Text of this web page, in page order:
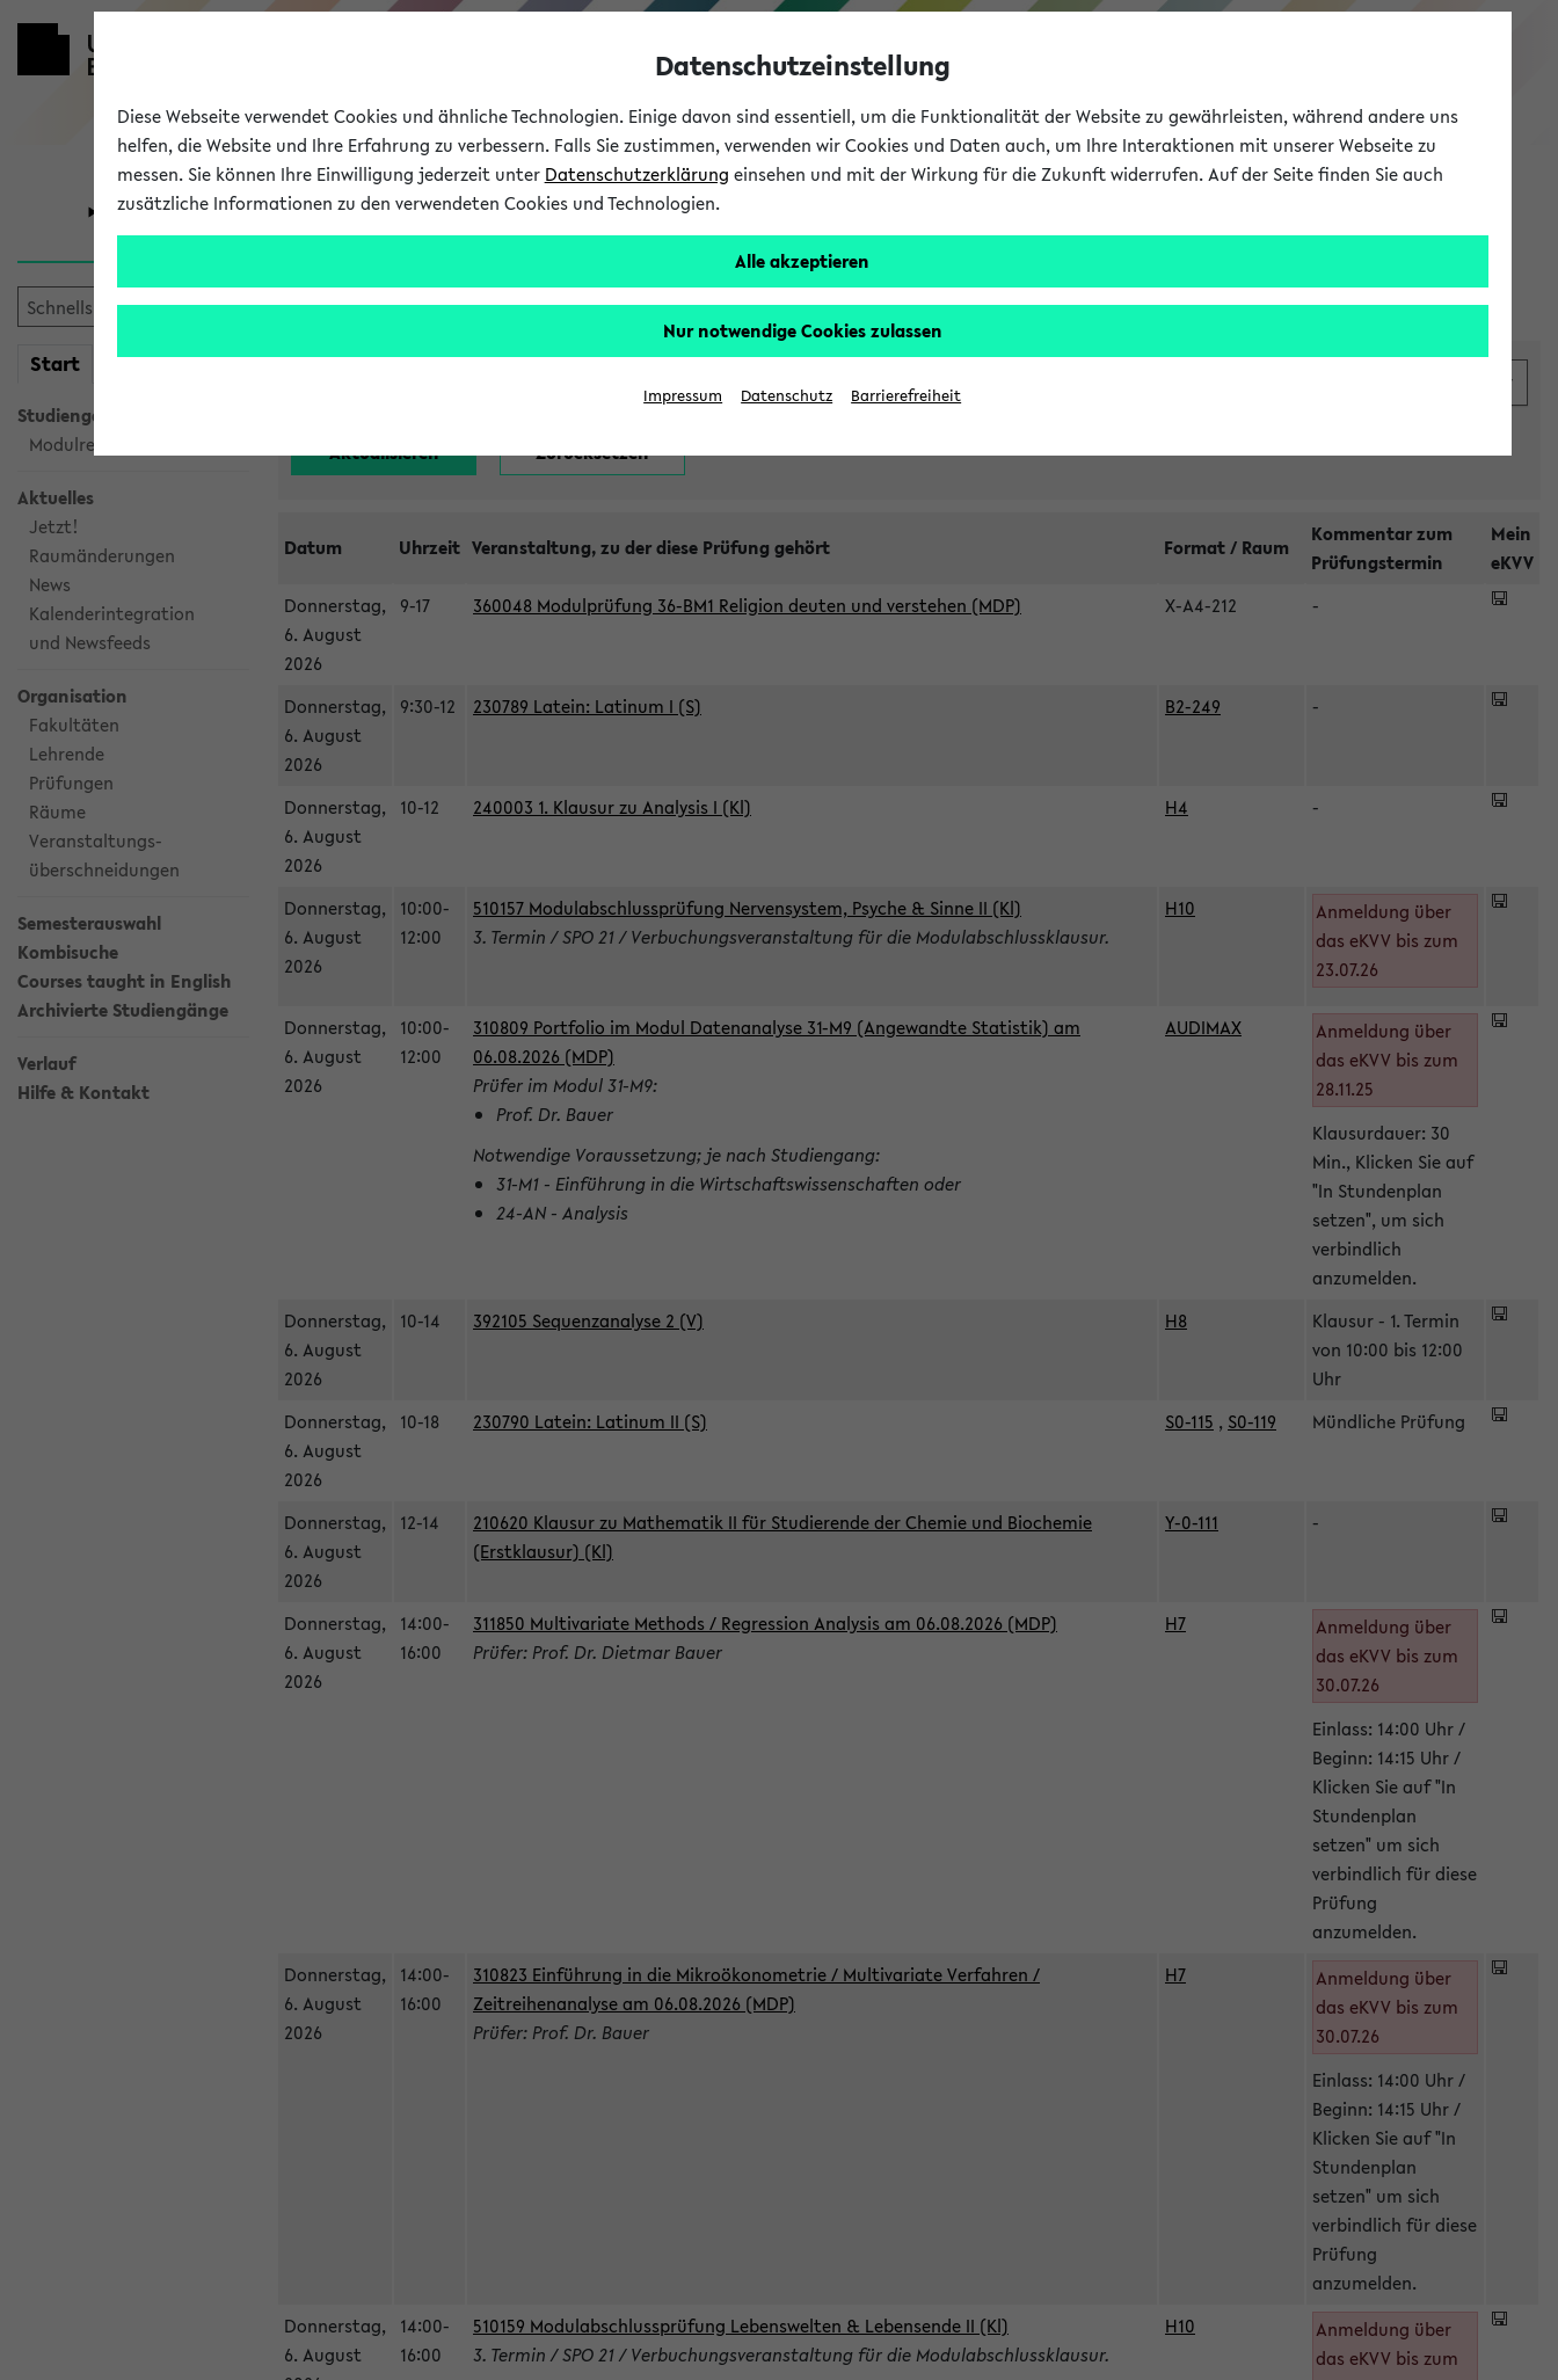
eKVV
Universität Forschung Studium
Start meineKVV
Studiengangsauswahl
Modulrecherche
Aktuelles
Jetzt!
Raumänderungen
News
Kalenderintegration
und Newsfeeds
Organisation
Fakultäten
Lehrende
Prüfungen
Räume
Veranstaltungs-
überschneidungen
Semesterauswahl
Kombisuche
Courses taught in English
Archivierte Studiengänge
Verlauf
Hilfe & Kontakt
Alle noch stattfindenden Prüfungen
Datum Uhrzeit Veranstaltung, zu der diese Prüfung gehört Format / Raum
Kommentar zum
Prüfungstermin
Mein
eKVV
Donnerstag,
6. August
2026
9-17 360048 Modulprüfung 36-BM1 Religion deuten und verstehen (MDP) X-A4-212 -
Donnerstag,
6. August
2026
9:30-12 230789 Latein: Latinum I (S) B2-249 -
Donnerstag,
6. August
2026
10-12 240003 1. Klausur zu Analysis I (Kl) H4 -
Donnerstag,
6. August
2026
10:00-
12:00
510157 Modulabschlussprüfung Nervensystem, Psyche & Sinne II (Kl)
3. Termin / SPO 21 / Verbuchungsveranstaltung für die Modulabschlussklausur.
H10
Anmeldung über
das eKVV bis zum
23.07.26
Donnerstag,
6. August
2026
10:00-
12:00
310809 Portfolio im Modul Datenanalyse 31-M9 (Angewandte Statistik) am
06.08.2026 (MDP)
Prüfer im Modul 31-M9:
Prof. Dr. Bauer
Notwendige Voraussetzung; je nach Studiengang:
31-M1 - Einführung in die Wirtschaftswissenschaften oder
24-AN - Analysis
AUDIMAX
Anmeldung über
das eKVV bis zum
28.11.25
Klausurdauer: 30
Min., Klicken Sie auf
"In Stundenplan
setzen", um sich
verbindlich
anzumelden.
Donnerstag,
6. August
2026
10-14 392105 Sequenzanalyse 2 (V) H8
Klausur - 1. Termin
von 10:00 bis 12:00
Uhr
Donnerstag,
6. August
2026
10-18 230790 Latein: Latinum II (S) S0-115 , S0-119 Mündliche Prüfung
Donnerstag,
6. August
2026
12-14
210620 Klausur zu Mathematik II für Studierende der Chemie und Biochemie
(Erstklausur) (Kl)
Y-0-111 -
Donnerstag,
6. August
2026
14:00-
16:00
311850 Multivariate Methods / Regression Analysis am 06.08.2026 (MDP)
Prüfer: Prof. Dr. Dietmar Bauer
H7
Anmeldung über
das eKVV bis zum
30.07.26
Einlass: 14:00 Uhr /
Beginn: 14:15 Uhr /
Klicken Sie auf "In
Stundenplan
setzen" um sich
verbindlich für diese
Prüfung
anzumelden.
Donnerstag,
6. August
2026
14:00-
16:00
310823 Einführung in die Mikroökonometrie / Multivariate Verfahren /
Zeitreihenanalyse am 06.08.2026 (MDP)
Prüfer: Prof. Dr. Bauer
H7
Anmeldung über
das eKVV bis zum
30.07.26
Einlass: 14:00 Uhr /
Beginn: 14:15 Uhr /
Klicken Sie auf "In
Stundenplan
setzen" um sich
verbindlich für diese
Prüfung
anzumelden.
Donnerstag,
6. August
14:00-
16:00
510159 Modulabschlussprüfung Lebenswelten & Lebensende II (Kl)
3. Termin / SPO 21 / Verbuchungsveranstaltung für die Modulabschlussklausur.
H10
Anmeldung über
das eKVV bis zum
Datenschutzeinstellung
Diese Webseite verwendet Cookies und ähnliche Technologien. Einige davon sind essentiell, um die Funktionalität der Website zu gewährleisten, während andere uns
helfen, die Website und Ihre Erfahrung zu verbessern. Falls Sie zustimmen, verwenden wir Cookies und Daten auch, um Ihre Interaktionen mit unserer Webseite zu
messen. Sie können Ihre Einwilligung jederzeit unter Datenschutzerklärung einsehen und mit der Wirkung für die Zukunft widerrufen. Auf der Seite finden Sie auch
zusätzliche Informationen zu den verwendeten Cookies und Technologien.
Alle akzeptieren
Nur notwendige Cookies zulassen
Impressum Datenschutz Barrierefreiheit